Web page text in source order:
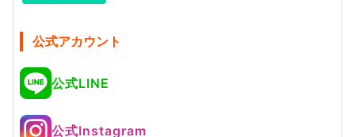
公式アカウント
公式LINE
公式Instagram